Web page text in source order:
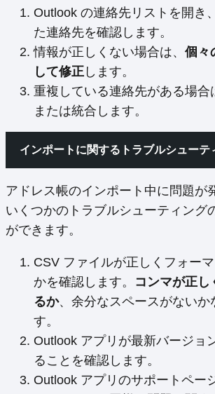
Outlook の連絡先リストを開き
た連絡先を確認します。
情報が正しくない場合は、 個々
して修正 します。
重複している連絡先がある場合
または統合します。
インポートに関するトラブルシューテ
アドレス帳のインポート中に問題が
いくつかのトラブルシューティング
ができます。
CSV ファイルが正しくフォー
かを確認します。 コンマが正し
るか、余分なスペースがないか
す。
Outlook アプリが最新バージョ
ることを確認します。
Outlook アプリのサポートペー